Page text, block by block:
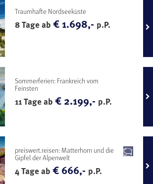
Traumhafte Nordseeküste
8 Tage ab€ 1.698,- p.P.
Sommerferien: Frankreich vom
Feinsten
11 Tage ab€ 2.199,- p.P.
preiswert.reisen: Matterhorn und die
Gipfel der Alpenwelt
4 Tage ab€ 666,- p.P.